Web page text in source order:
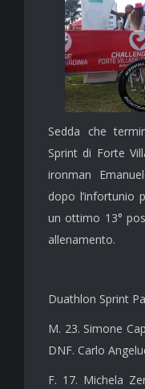
Sedda che
Sprint di Forte
ironman
dopo l’infortunio
un ottimo 13°
allenamento.
Duathlon Sprint
M. 23. Simone
DNF. Carlo
F. 17. Michela